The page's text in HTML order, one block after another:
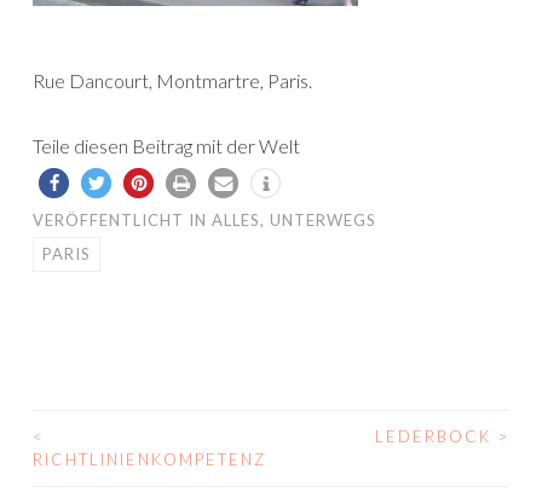
Rue Dancourt, Montmartre, Paris.
Teile diesen Beitrag mit der Welt
VERÖFFENTLICHT IN ALLES, UNTERWEGS
PARIS
BEITRAGS-
<
RICHTLINIENKOMPETENZ
LEDERBOCK >